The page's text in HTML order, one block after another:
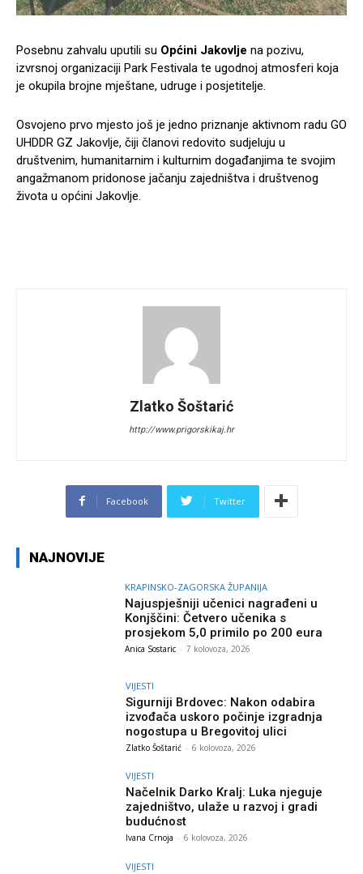
Posebnu zahvalu uputili su Općini Jakovlje na pozivu,
izvrsnoj organizaciji Park Festivala te ugodnoj atmosferi koja
je okupila brojne mještane, udruge i posjetitelje.
Osvojeno prvo mjesto još je jedno priznanje aktivnom radu GO
UHDDR GZ Jakovlje, čiji članovi redovito sudjeluju u
društvenim, humanitarnim i kulturnim događanjima te svojim
angažmanom pridonose jačanju zajedništva i društvenog
života u općini Jakovlje.
Zlatko Šoštarić
http://www.prigorskikaj.hr
Facebook Twitter
NAJNOVIJE
KRAPINSKO-ZAGORSKA ŽUPANIJA
Najuspješniji učenici nagrađeni u
Konjščini: Četvero učenika s
prosjekom 5,0 primilo po 200 eura
Anica Sostaric - 7 kolovoza, 2026
VIJESTI
Sigurniji Brdovec: Nakon odabira
izvođača uskoro počinje izgradnja
nogostupa u Bregovitoj ulici
Zlatko Šoštarić - 6 kolovoza, 2026
VIJESTI
Načelnik Darko Kralj: Luka njeguje
zajedništvo, ulaže u razvoj i gradi
budućnost
Ivana Crnoja - 6 kolovoza, 2026
VIJESTI